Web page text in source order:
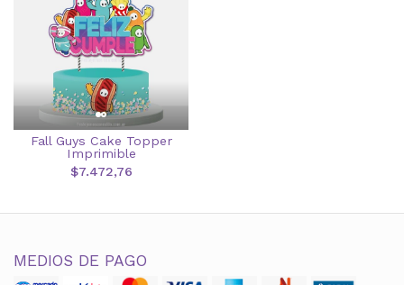
Fall Guys Cake Topper
Imprimible
$7.472,76
MEDIOS DE PAGO